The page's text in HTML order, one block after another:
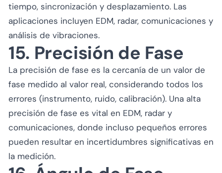
tiempo, sincronización y desplazamiento. Las
aplicaciones incluyen EDM, radar, comunicaciones y
análisis de vibraciones.
15. Precisión de Fase
La precisión de fase es la cercanía de un valor de
fase medido al valor real, considerando todos los
errores (instrumento, ruido, calibración). Una alta
precisión de fase es vital en EDM, radar y
comunicaciones, donde incluso pequeños errores
pueden resultar en incertidumbres significativas en
la medición.